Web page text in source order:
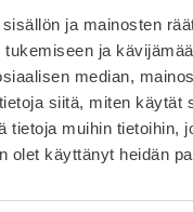
ja mainosten
ja
median,
siitä, miten käytät
tietoja muihin tietoihin,
olet käyttänyt heidän